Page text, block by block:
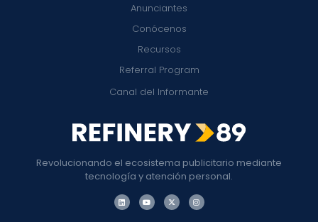
Revolucionando el ecosistema publicitario mediante
tecnología y atención personal.
Anunciantes
Conócenos
Recursos
Referral Program
Canal del Informante